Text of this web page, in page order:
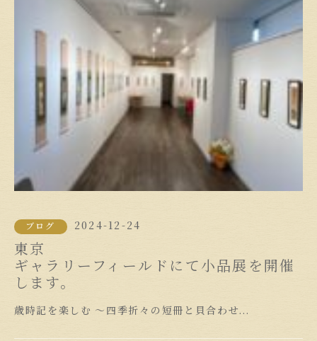
ブログ 2024-12-24
東京
ギャラリーフィールドにて小品展を開催
します。
歳時記を楽しむ 〜四季折々の短冊と貝合わせ...